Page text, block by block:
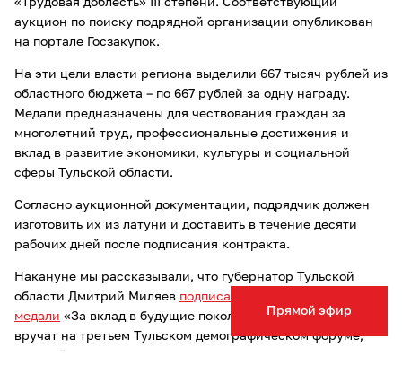
Прямой эфир
аукцион по поиску подрядной организации опубликован
на портале Госзакупок.
На эти цели власти региона выделили 667 тысяч рублей из
областного бюджета – по 667 рублей за одну награду.
Медали предназначены для чествования граждан за
многолетний труд, профессиональные достижения и
вклад в развитие экономики, культуры и социальной
сферы Тульской области.
Согласно аукционной документации, подрядчик должен
изготовить их из латуни и доставить в течение десяти
рабочих дней после подписания контракта.
Накануне мы рассказывали, что губернатор Тульской
области Дмитрий Миляев подписал закон об учреждении
медали «За вклад в будущие поколения». Первые награды
вручат на третьем Тульском демографическом форуме,